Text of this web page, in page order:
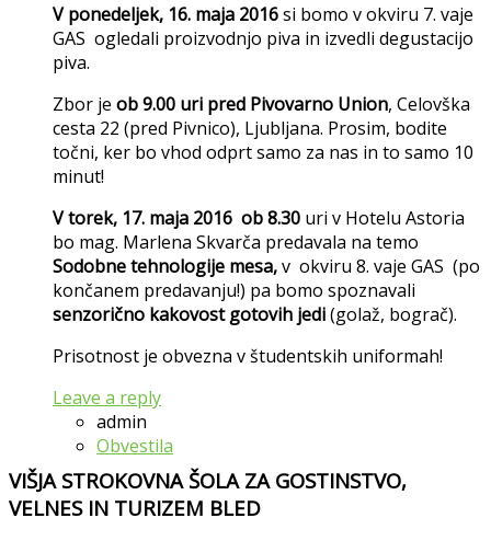
V ponedeljek, 16. maja 2016si bomo v okviru 7. vaje
GAS ogledali proizvodnjo piva in izvedli degustacijo
piva.
Zbor je ob 9.00 uri pred Pivovarno Union, Celovška
cesta 22 (pred Pivnico), Ljubljana. Prosim, bodite
točni, ker bo vhod odprt samo za nas in to samo 10
minut!
V torek, 17. maja 2016 ob 8.30 uri v Hotelu Astoria
bo mag. Marlena Skvarča predavala na temo
Sodobne tehnologije mesa,v okviru 8. vaje GAS (po
končanem predavanju!) pa bomo spoznavali
senzorično kakovost gotovih jedi(golaž, bograč).
Prisotnost je obvezna v študentskih uniformah!
Leave a reply
admin
Obvestila
VIŠJA STROKOVNA ŠOLA ZA GOSTINSTVO,
VELNES IN TURIZEM BLED